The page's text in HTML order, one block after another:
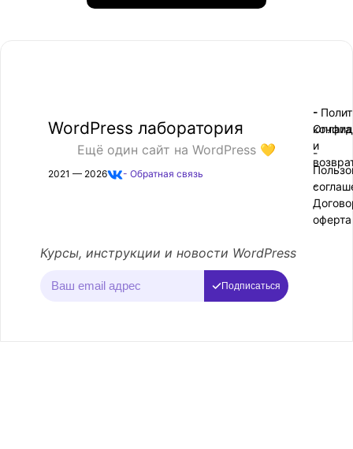
WordPress лаборатория
Ещё один сайт на WordPress 💛
2021 — 2026 - Обратная связь
-
-
-
Оплата
и
-
оферта
Курсы, инструкции и новости WordPress
Подписаться